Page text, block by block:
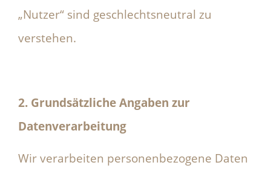
„Nutzer“ sind geschlechtsneutral zu
verstehen.
2. Grundsätzliche Angaben zur
Datenverarbeitung
Wir verarbeiten personenbezogene Daten